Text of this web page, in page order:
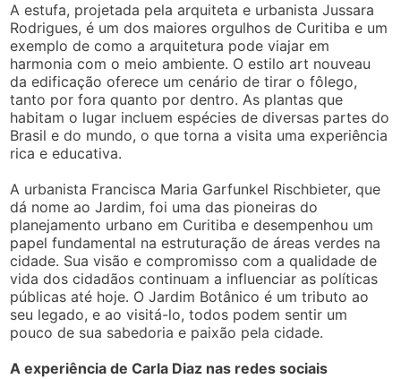
A estufa, projetada pela arquiteta e urbanista Jussara
Rodrigues, é um dos maiores orgulhos de Curitiba e um
exemplo de como a arquitetura pode viajar em
harmonia com o meio ambiente. O estilo art nouveau
da edificação oferece um cenário de tirar o fôlego,
tanto por fora quanto por dentro. As plantas que
habitam o lugar incluem espécies de diversas partes do
Brasil e do mundo, o que torna a visita uma experiência
rica e educativa.
A urbanista Francisca Maria Garfunkel Rischbieter, que
dá nome ao Jardim, foi uma das pioneiras do
planejamento urbano em Curitiba e desempenhou um
papel fundamental na estruturação de áreas verdes na
cidade. Sua visão e compromisso com a qualidade de
vida dos cidadãos continuam a influenciar as políticas
públicas até hoje. O Jardim Botânico é um tributo ao
seu legado, e ao visitá-lo, todos podem sentir um
pouco de sua sabedoria e paixão pela cidade.
A experiência de Carla Diaz nas redes sociais